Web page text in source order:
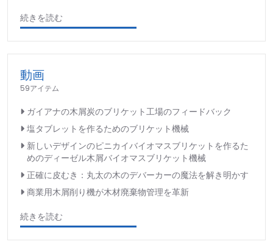
続きを読む
動画
59アイテム
ガイアナの木屑炭のブリケット工場のフィードバック
塩タブレットを作るためのブリケット機械
新しいデザインのピニカイバイオマスブリケットを作るた
めのディーゼル木屑バイオマスブリケット機械
正確に皮むき：丸太の木のデバーカーの魔法を解き明かす
商業用木屑削り機が木材廃棄物管理を革新
続きを読む